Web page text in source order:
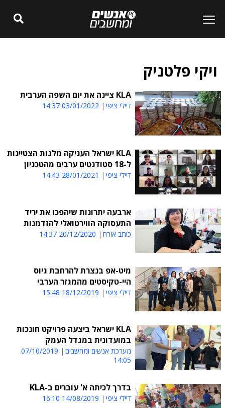
ויקי פלטניק
KLA ציינה את יום השפה הערבית
דיילי ציפי 03/01/2022 14:37
KLA ישראל העניקה מלגות הצטיינות
ל-18 סטודנטים ערבים מהטכניון
דיילי ציפי 28/01/2021 14:43
ארבעה יתרונות שיהפכו את יריד
התעסוקה הווירטואלי להזדמנות
כותב אורח 20/12/2020 14:37
מיט-אפ בנצרת להרחבת גיוס
היי-טקיסטים מהמגזר הערבי
דיילי ציפי 18/12/2019 15:48
KLA ישראל ביצעה פרויקט חונכות
במועדונית במגדל העמק
מערכת אנשים ומחשבים
07/10/2019
14:05
בדרך לכיתה א' עוברים ב-KLA
דיילי ציפי 14/08/2019 16:10